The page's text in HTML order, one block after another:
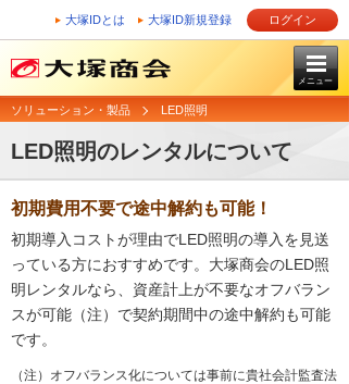
大塚IDとは 大塚ID新規登録 ログイン
メニュー
ソリューション・製品 LED照明
LED照明のレンタルについて
初期費用不要で途中解約も可能！
初期導入コストが理由でLED照明の導入を見送
っている方におすすめです。大塚商会のLED照
明レンタルなら、資産計上が不要なオフバラン
スが可能（注）で契約期間中の途中解約も可能
です。
（注）オフバランス化については事前に貴社会計監査法